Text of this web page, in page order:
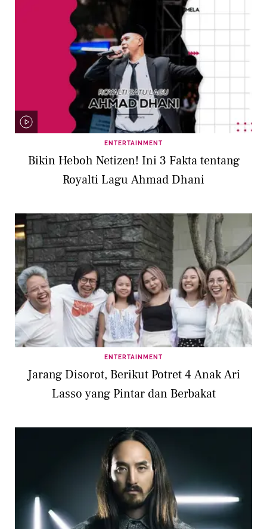
ENTERTAINMENT
Bikin Heboh Netizen! Ini 3 Fakta tentang
Royalti Lagu Ahmad Dhani
ENTERTAINMENT
Jarang Disorot, Berikut Potret 4 Anak Ari
Lasso yang Pintar dan Berbakat